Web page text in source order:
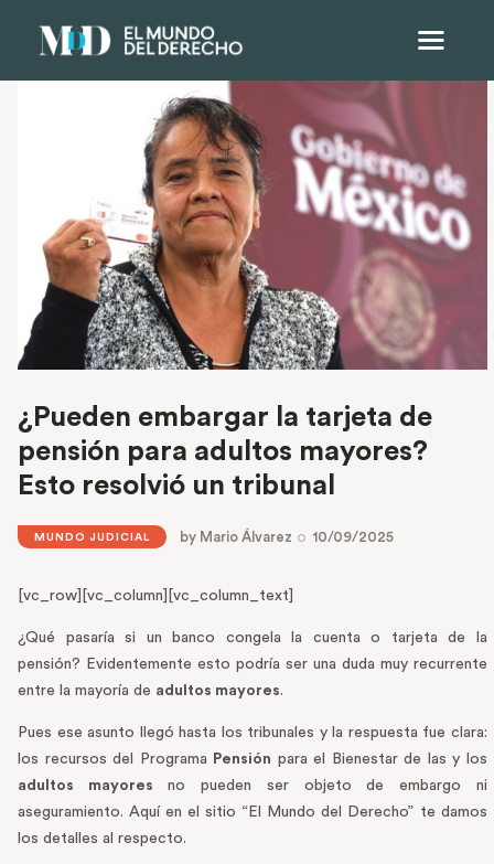
¿Pueden embargar la tarjeta de
pensión para adultos mayores?
Esto resolvió un tribunal
MUNDO JUDICIAL by Mario Álvarez 10/09/2025
[vc_row][vc_column][vc_column_text]
¿Qué pasaría si un banco congela la cuenta o tarjeta de la
pensión? Evidentemente esto podría ser una duda muy recurrente
entre la mayoría de adultos mayores.
Pues ese asunto llegó hasta los tribunales y la respuesta fue clara:
los recursos del Programa
Pensión para el Bienestar de las y los
adultos mayores no pueden ser objeto de embargo ni
aseguramiento. Aquí en el sitio “El Mundo del Derecho” te damos
los detalles al respecto.